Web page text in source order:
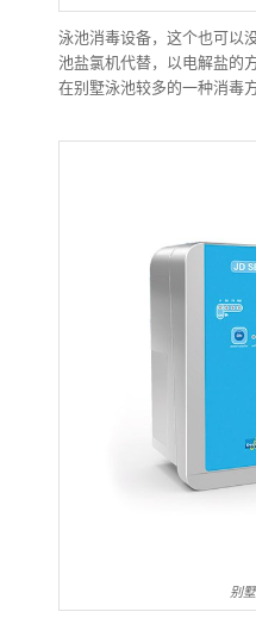
泳池消毒设备，这个也可以
池盐氯机代替，以电解盐的
在别墅泳池较多的一种消毒方
别